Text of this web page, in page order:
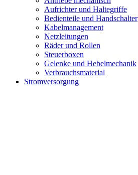
Aufrichter und Haltegriffe
Bedienteile und Handschalter
Kabelmanagement
Netzleitungen
Räder und Rollen
Steuerboxen
Gelenke und Hebelmechanik
Verbrauchsmaterial
Stromversorgung